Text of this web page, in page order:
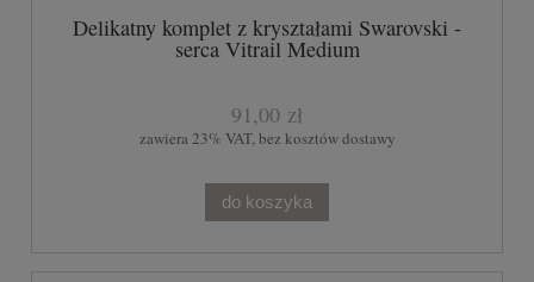
Delikatny komplet z kryształami Swarovski -
serca Vitrail Medium
91,00 zł
zawiera 23% VAT, bez kosztów dostawy
do koszyka